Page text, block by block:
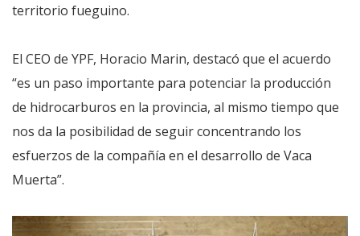
territorio fueguino.
El CEO de YPF, Horacio Marin, destacó que el acuerdo
“es un paso importante para potenciar la producción
de hidrocarburos en la provincia, al mismo tiempo que
nos da la posibilidad de seguir concentrando los
esfuerzos de la compañía en el desarrollo de Vaca
Muerta”.